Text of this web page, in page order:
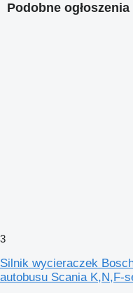
Podobne ogłoszenia
3
Silnik wycieraczek
autobusu Scania K,N,F-